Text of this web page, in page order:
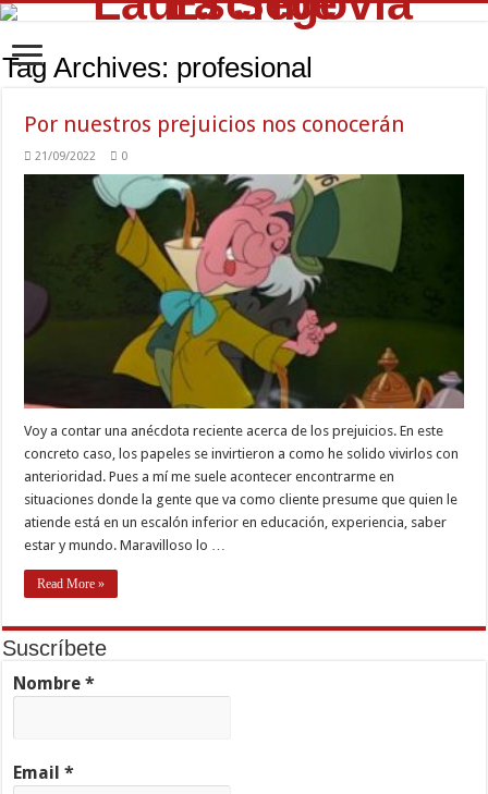
Tag Archives: profesional
Por nuestros prejuicios nos conocerán
21/09/2022 0
Voy a contar una anécdota reciente acerca de los prejuicios. En este
concreto caso, los papeles se invirtieron a como he solido vivirlos con
anterioridad. Pues a mí me suele acontecer encontrarme en
situaciones donde la gente que va como cliente presume que quien le
atiende está en un escalón inferior en educación, experiencia, saber
estar y mundo. Maravilloso lo …
Read More »
Suscríbete
Nombre*
Email*